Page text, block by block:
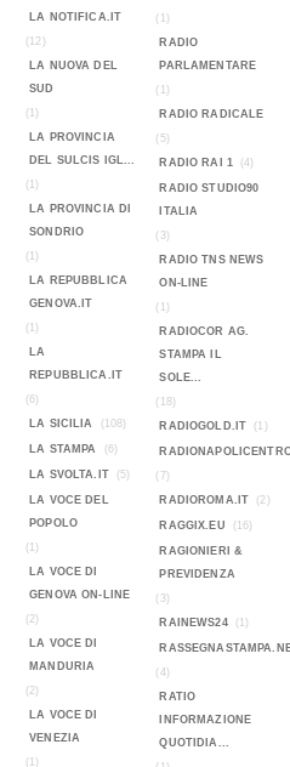
LA NOTIFICA.IT
(12)
LA NUOVA DEL
SUD
(1)
LA PROVINCIA
DEL SULCIS IGL...
(1)
LA PROVINCIA DI
SONDRIO
(1)
LA REPUBBLICA
GENOVA.IT
(1)
LA
REPUBBLICA.IT
(6)
LA SICILIA
(108)
LA STAMPA (6)
LA SVOLTA.IT (5)
LA VOCE DEL
POPOLO
(1)
LA VOCE DI
GENOVA ON-LINE
(2)
LA VOCE DI
MANDURIA
(2)
LA VOCE DI
VENEZIA
(1)
(1)
RADIO
PARLAMENTARE
(1)
RADIO RADICALE
(5)
RADIO RAI 1
(4)
RADIO STUDIO90
ITALIA
(3)
RADIO TNS NEWS
ON-LINE
(1)
RADIOCOR AG.
STAMPA IL
SOLE...
(18)
RADIOGOLD.IT
(1)
(7)
RADIOROMA.IT
(2)
RAGGIX.EU (16)
RAGIONIERI &
PREVIDENZA
(3)
RAINEWS24
(1)
(4)
RATIO
INFORMAZIONE
QUOTIDIA...